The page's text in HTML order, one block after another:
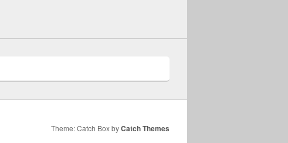
Theme: Catch Box byCatch Themes